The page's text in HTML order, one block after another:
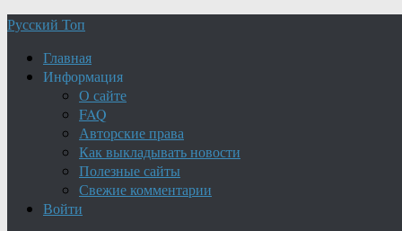
Русский Топ
Главная
Информация
О сайте
FAQ
Авторские права
Как выкладывать новости
Полезные сайты
Свежие комментарии
Войти